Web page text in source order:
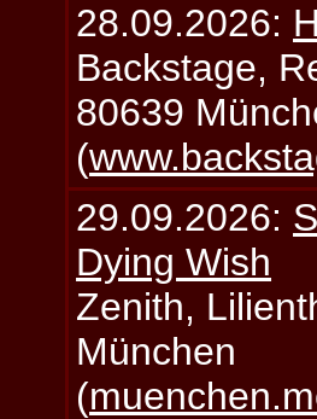
28.09.2026:
Backstage,
80639
(
29.09.2026:
Dying Wish
Zenith,
München
(